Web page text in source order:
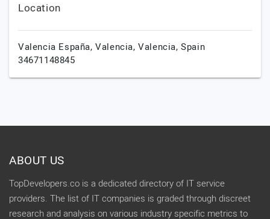
Location
Valencia España,Valencia,Valencia,Spain
34671148845
ABOUT US
TopDevelopers.co is a dedicated directory of IT service
providers. The list of IT companies is graded through discreet
research and analysis on various industry specific metrics to